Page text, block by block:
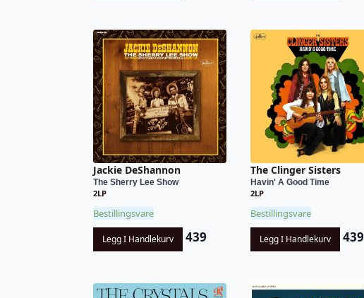
Jackie DeShannon
The Sherry Lee Show
2LP
Bestillingsvare
Legg I Handlekurv 439
The Clinger Sisters
Havin' A Good Time
2LP
Bestillingsvare
Legg I Handlekurv 439